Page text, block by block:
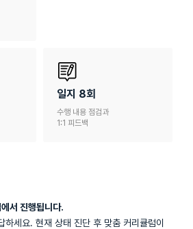
일지 8회
수행 내용 점검과
1:1 피드백
서 진행됩니다.
하세요. 현재 상태 진단 후 맞춤 커리큘럼이